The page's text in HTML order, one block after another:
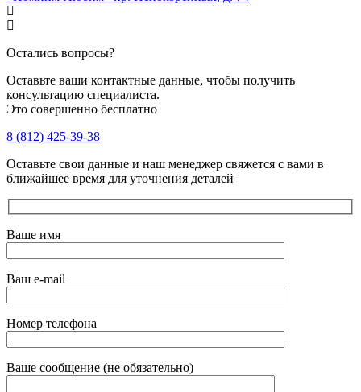
Остались вопросы?
Оставьте ваши контактные данные, чтобы получить
консультацию специалиста.
Это совершенно бесплатно
8 (812) 425-39-38
Оставьте свои данные и наш менеджер свяжется с вами в
ближайшее время для уточнения деталей
Ваше имя
Ваш e-mail
Номер телефона
Ваше сообщение (не обязательно)